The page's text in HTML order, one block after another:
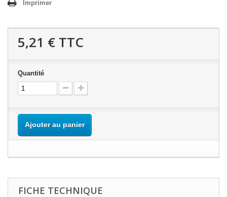
Imprimer
5,21 € TTC
Quantité
Ajouter au panier
FICHE TECHNIQUE